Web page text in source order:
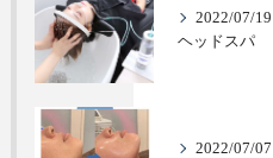
2022/07/19
ヘッドスパ
2022/07/07